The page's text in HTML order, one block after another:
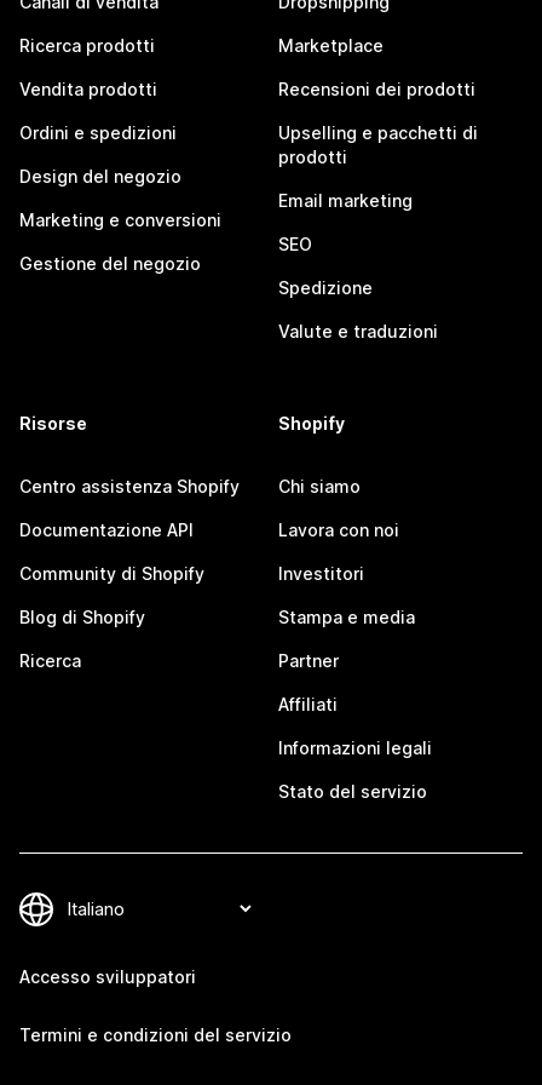
Ricerca prodotti
Vendita prodotti
Ordini e spedizioni
Design del negozio
Marketing e conversioni
Gestione del negozio
Marketplace
Recensioni dei prodotti
Upselling e pacchetti di
prodotti
Email marketing
SEO
Spedizione
Valute e traduzioni
Risorse
Centro assistenza Shopify
Documentazione API
Community di Shopify
Blog di Shopify
Ricerca
Shopify
Chi siamo
Lavora con noi
Investitori
Stampa e media
Partner
Affiliati
Informazioni legali
Stato del servizio
Accesso sviluppatori
Termini e condizioni del servizio